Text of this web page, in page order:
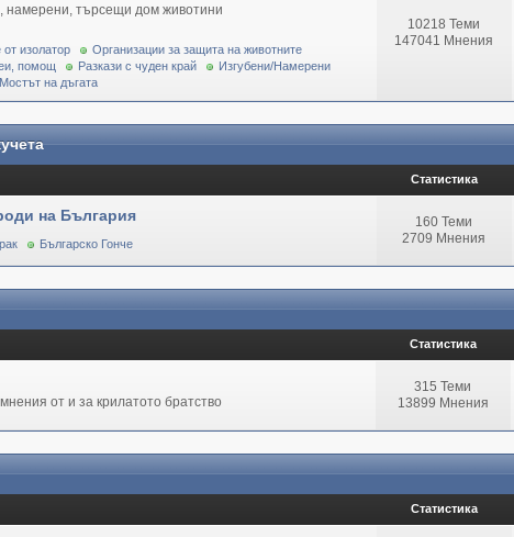
намерени, търсещи дом животини
изолатор
Организации за защита на животните
помощ
Разкази с чуден край
Изгубени/Намерени
Мостът на дъгата
10218 Теми
147041 Мнения
Статистика
на България
Българско Гонче
160 Теми
2709 Мнения
Статистика
от и за крилатото братство
315 Теми
13899 Мнения
Статистика